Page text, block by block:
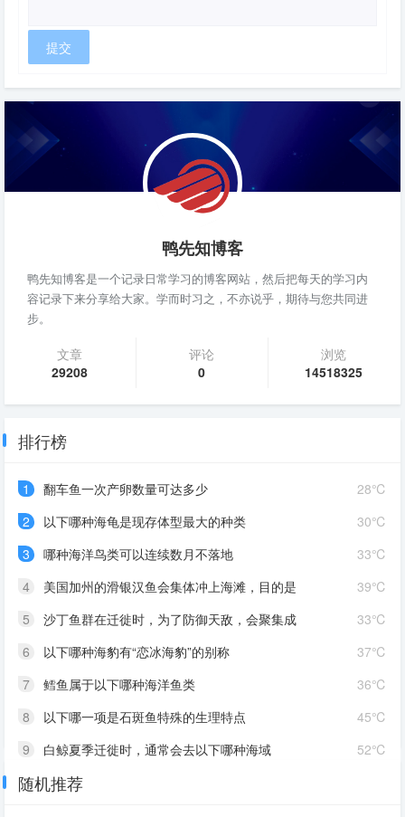
鸭先知博客
鸭先知博客是一个记录日常学习的博客网站，然后把每天的学习内
容记录下来分享给大家。学而时习之，不亦说乎，期待与您共同进
步。
文章
29208
评论
0
浏览
14518325
排行榜
28℃
1
翻车鱼一次产卵数量可达多少
30℃
2
以下哪种海龟是现存体型最大的种类
33℃
3
哪种海洋鸟类可以连续数月不落地
39℃
4
美国加州的滑银汉鱼会集体冲上海滩，目的是
33℃
5
沙丁鱼群在迁徙时，为了防御天敌，会聚集成
37℃
6
以下哪种海豹有“恋冰海豹”的别称
36℃
7
鳕鱼属于以下哪种海洋鱼类
45℃
8
以下哪一项是石斑鱼特殊的生理特点
52℃
9
白鲸夏季迁徙时，通常会去以下哪种海域
10 为什么深海里很难看到绿色植物
随机推荐